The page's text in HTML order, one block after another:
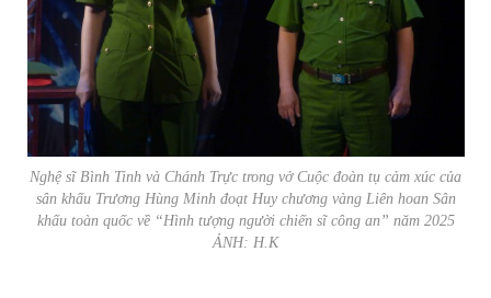
Nghệ sĩ Bình Tinh và Chánh Trực trong vở Cuộc đoàn tụ cảm xúc của
sân khấu Trương Hùng Minh đoạt Huy chương vàng Liên hoan Sân
khấu toàn quốc về “Hình tượng người chiến sĩ công an” năm 2025
ẢNH: H.K